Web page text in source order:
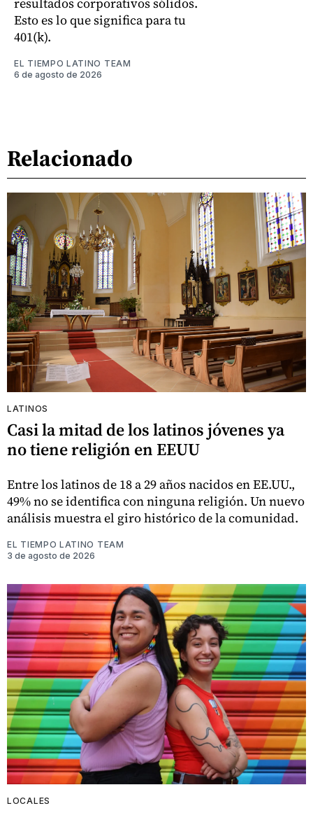
Esto es lo que significa para tu
401(k).
EL TIEMPO LATINO TEAM
6 de agosto de 2026
Relacionado
LATINOS
Casi la mitad de los latinos jóvenes ya
no tiene religión en EEUU
Entre los latinos de 18 a 29 años nacidos en EE.UU.,
49% no se identifica con ninguna religión. Un nuevo
análisis muestra el giro histórico de la comunidad.
EL TIEMPO LATINO TEAM
3 de agosto de 2026
LOCALES